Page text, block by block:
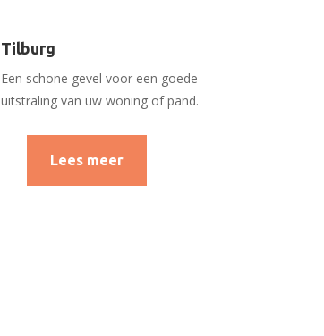
Tilburg
Een schone gevel voor een goede
uitstraling van uw woning of pand.
Lees meer